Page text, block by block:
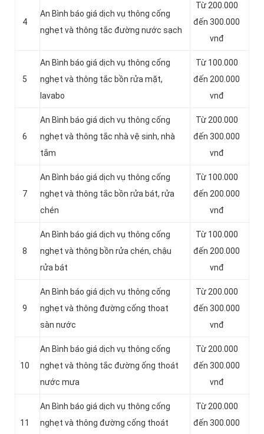
4
An Bình báo giá dịch vụ thông cống
nghẹt và thông tắc đường nước sạch
Từ 200.000
đến 300.000
vnđ
5
An Bình báo giá dịch vụ thông cống
nghẹt và thông tắc bồn rửa mặt,
lavabo
Từ 100.000
đến 200.000
vnđ
6
An Bình báo giá dịch vụ thông cống
nghẹt và thông tắc nhà vệ sinh, nhà
tắm
Từ 200.000
đến 300.000
vnđ
7
An Bình báo giá dịch vụ thông cống
nghẹt và thông tắc bồn rửa bát, rửa
chén
Từ 100.000
đến 200.000
vnđ
8
An Bình báo giá dịch vụ thông cống
nghẹt và thông bồn rửa chén, chậu
rửa bát
Từ 100.000
đến 200.000
vnđ
9
An Bình báo giá dịch vụ thông cống
nghẹt và thông đường cống thoat
sàn nước
Từ 200.000
đến 300.000
vnđ
10
An Bình báo giá dịch vụ thông cống
nghẹt và thông tắc đường ống thoát
nước mưa
Từ 200.000
đến 300.000
vnđ
11
An Bình báo giá dịch vụ thông cống
nghẹt và thông đường cống thoát
Từ 200.000
đến 300.000